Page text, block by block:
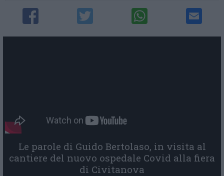
Le parole di Guido Bertolaso, in visita al
cantiere del nuovo ospedale Covid alla fiera
di Civitanova